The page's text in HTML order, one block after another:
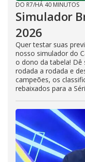
DO R7/HÁ 40 MINUTOS
Simulador
2026
Quer testar suas
nosso simulador do
o dono da tabela! Dê
rodada a rodada e
campeões, os
rebaixados para a